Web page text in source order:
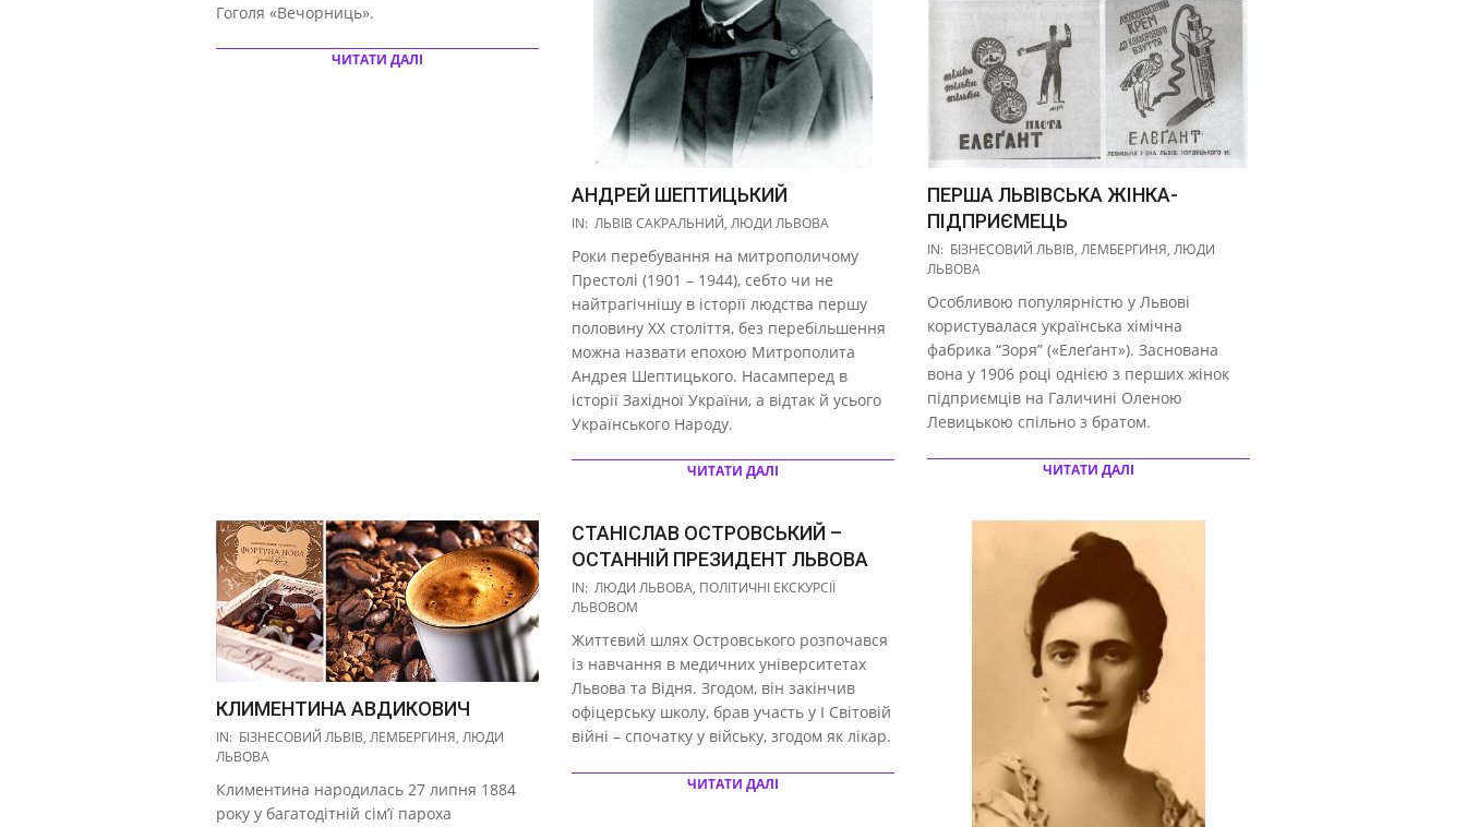
Гоголя «Вечорниць».
ЧИТАТИ ДАЛІ
АНДРЕЙ ШЕПТИЦЬКИЙ
2020-
18
IN: ЛЬВІВ САКРАЛЬНИЙ, ЛЮДИ ЛЬВОВА
Роки перебування на митрополичому
Престолі (1901 – 1944), себто чи не
найтрагічнішу в історії людства першу
половину ХХ століття, без перебільшення
можна назвати епохою Митрополита
Андрея Шептицького. Насамперед в
історії Західної України, а відтак й усього
Українського Народу.
ЧИТАТИ ДАЛІ
ПЕРША ЛЬВІВСЬКА ЖІНКА-
ПІДПРИЄМЕЦЬ
2018-
11-
26
IN: БІЗНЕСОВИЙ ЛЬВІВ, ЛЕМБЕРГИНЯ, ЛЮДИ
ЛЬВОВА
Особливою популярністю у Львові
користувалася українська хімічна
фабрика “Зоря” («Елеґант»). Заснована
вона у 1906 році однією з перших жінок
підприємців на Галичині Оленою
Левицькою спільно з братом.
ЧИТАТИ ДАЛІ
КЛИМЕНТИНА АВДИКОВИЧ
2018-
11-
26
IN: БІЗНЕСОВИЙ ЛЬВІВ, ЛЕМБЕРГИНЯ, ЛЮДИ
ЛЬВОВА
Климентина народилась 27 липня 1884
року у багатодітній сім’ї пароха
СТАНІСЛАВ ОСТРОВСЬКИЙ –
ОСТАННІЙ ПРЕЗИДЕНТ ЛЬВОВА
2018-
02-
20
IN: ЛЮДИ ЛЬВОВА, ПОЛІТИЧНІ ЕКСКУРСІЇ
ЛЬВОВОМ
Життєвий шлях Островського розпочався
із навчання в медичних університетах
Львова та Відня. Згодом, він закінчив
офіцерську школу, брав участь у І Світовій
війні – спочатку у війську, згодом як лікар.
ЧИТАТИ ДАЛІ